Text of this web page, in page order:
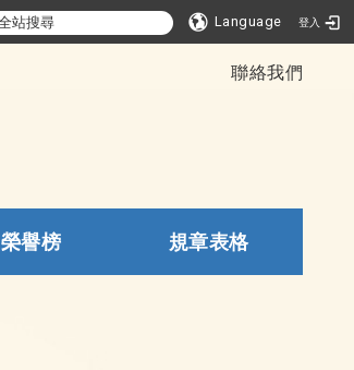
Language 登入
聯絡我們
榮譽榜 規章表格